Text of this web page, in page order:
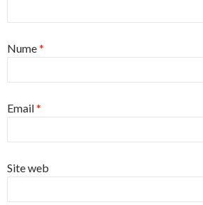
Nume*
Email*
Site web